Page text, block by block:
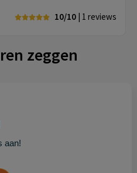
10/10 | 1 reviews
zeggen
aan!